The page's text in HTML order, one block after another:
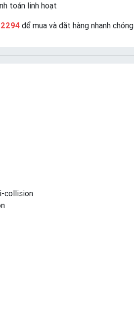
toán linh hoạt
để mua và đặt hàng nhanh chóng
collision